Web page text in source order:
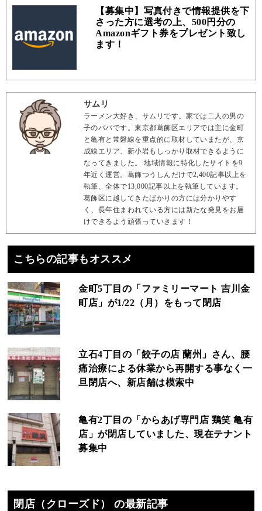
【募集中】写真付きで情報提供を下
さった方に選考の上、500円分の
Amazonギフト券をプレゼント致し
ます！
サムリ
ラーメン大好き、サムリです。家では二人の男の
子のパパです。東京都葛飾区エリアでは主に金町
と亀有と常磐線を重点的に取材していまたが、京
成線エリア、新小岩もしっかり取材できるように
なってきました。 地域情報に特化したサイトを9
年近く運営。葛飾つうしんだけで2,400記事以上を
執筆、全体で13,000記事以上を執筆しています。
葛飾区に越してきたばかりの方には分かりやす
く、長年住まわれている方には新たな発見をお届
けできるよう頑張っていきます！
こちらの記事もオススメ
金町5丁目の「ファミリーマート 吉川金
町店」が1/22（月）をもって閉店
立石4丁目の「餃子の店 蘭州」さん、腰
痛治療による休業から再開する事なく一
旦閉店へ、新店舗は模索中
亀有2丁目の「からあげ専門店 鶏笑 亀有
店」が閉店していました、現在テナント
募集中
閉店（クローズド） の最新記事